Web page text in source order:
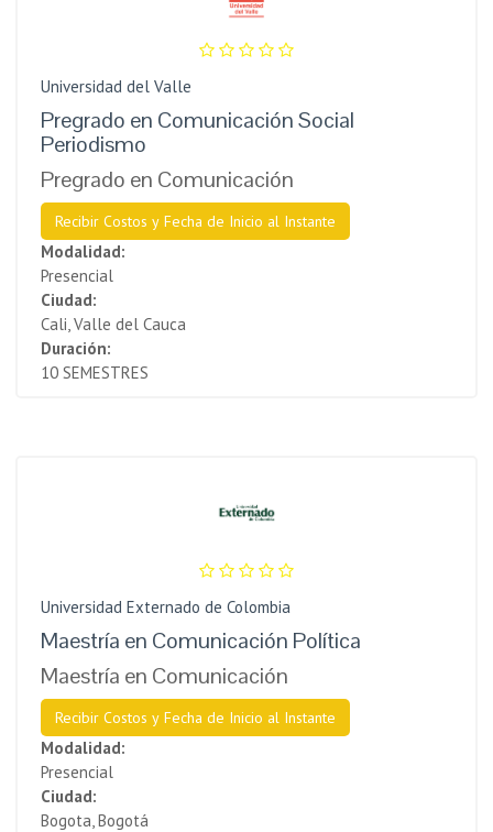
Universidad del Valle
Pregrado en Comunicación Social
Periodismo
Pregrado en Comunicación
Recibir Costos y Fecha de Inicio al Instante
Modalidad:
Presencial
Ciudad:
Cali, Valle del Cauca
Duración:
10 SEMESTRES
Universidad Externado de Colombia
Maestría en Comunicación Política
Maestría en Comunicación
Recibir Costos y Fecha de Inicio al Instante
Modalidad:
Presencial
Ciudad:
Bogota, Bogotá